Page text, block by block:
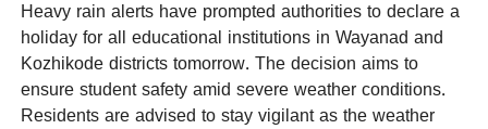
Heavy rain alerts have prompted authorities to declare a
holiday for all educational institutions in Wayanad and
Kozhikode districts tomorrow. The decision aims to
ensure student safety amid severe weather conditions.
Residents are advised to stay vigilant as the weather